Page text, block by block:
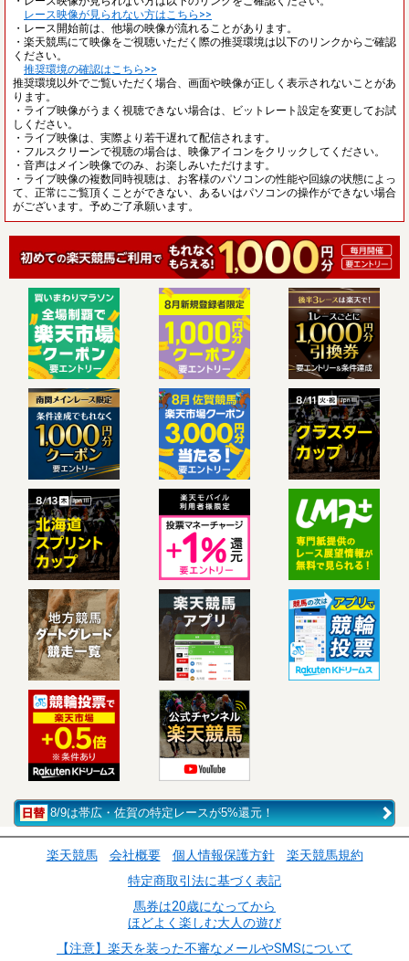
レース映像が見られない方はこちら>>
・レース開始前は、他場の映像が流れることがあります。
・楽天競馬にて映像をご視聴いただく際の推奨環境は以下のリンクからご確認
ください。
推奨環境の確認はこちら>>
推奨環境以外でご覧いただく場合、画面や映像が正しく表示されないことがあ
ります。
・ライブ映像がうまく視聴できない場合は、ビットレート設定を変更してお試
しください。
・ライブ映像は、実際より若干遅れて配信されます。
・フルスクリーンで視聴の場合は、映像アイコンをクリックしてください。
・音声はメイン映像でのみ、お楽しみいただけます。
・ライブ映像の複数同時視聴は、お客様のパソコンの性能や回線の状態によっ
て、正常にご覧頂くことができない、あるいはパソコンの操作ができない場合
がございます。予めご了承願います。
8/9は帯広・佐賀の特定レースが5%還元！
楽天競馬 会社概要 個人情報保護方針
楽天競馬規約
特定商取引法に基づく表記
馬券は20歳になってから
ほどよく楽しむ大人の遊び
【注意】楽天を装った不審なメールやSMSについて